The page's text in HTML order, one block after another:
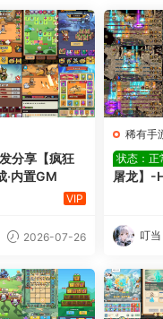
分享【疯狂
·内置GM
VIP
2026-07-26
稀有手
状态：正
屠龙】-
叮当